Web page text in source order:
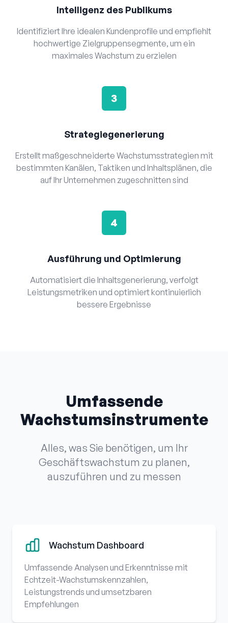
Intelligenz des Publikums
Identifiziert Ihre idealen Kundenprofile und empfiehlt
hochwertige Zielgruppensegmente, um ein
maximales Wachstum zu erzielen
3
Strategiegenerierung
Erstellt maßgeschneiderte Wachstumsstrategien mit
bestimmten Kanälen, Taktiken und Inhaltsplänen, die
auf Ihr Unternehmen zugeschnitten sind
4
Ausführung und Optimierung
Automatisiert die Inhaltsgenerierung, verfolgt
Leistungsmetriken und optimiert kontinuierlich
bessere Ergebnisse
Umfassende
Wachstumsinstrumente
Alles, was Sie benötigen, um Ihr
Geschäftswachstum zu planen,
auszuführen und zu messen
Wachstum Dashboard
Umfassende Analysen und Erkenntnisse mit
Echtzeit-Wachstumskennzahlen,
Leistungstrends und umsetzbaren
Empfehlungen